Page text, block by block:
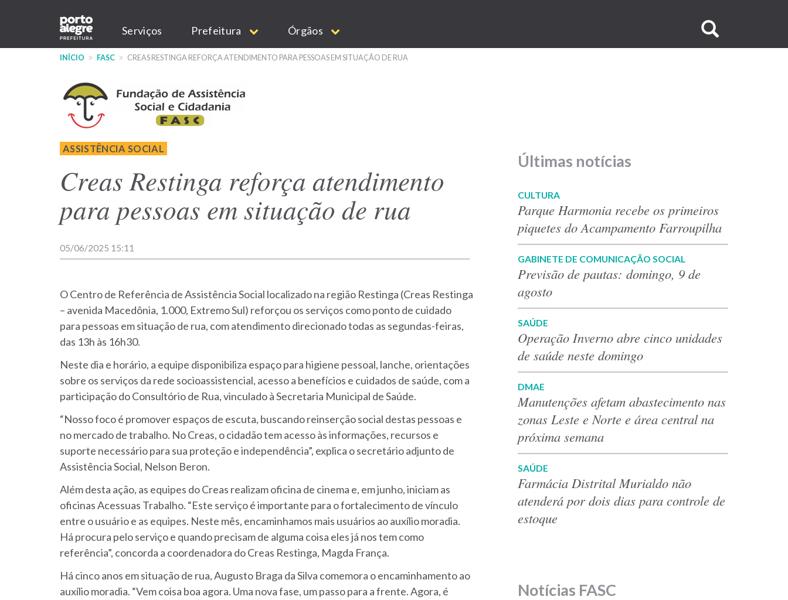
conteúdo
Main
navigation
Serviços Prefeitura Órgãos
no
INÍCIO FASC CREAS RESTINGA REFORÇA ATENDIMENTO PARA PESSOAS EM SITUAÇÃO DE RUA
ASSISTÊNCIA SOCIAL
Creas Restinga reforça atendimento
para pessoas em situação de rua
05/06/2025 15:11
O Centro de Referência de Assistência Social localizado na região Restinga (Creas Restinga
– avenida Macedônia, 1.000, Extremo Sul) reforçou os serviços como ponto de cuidado
para pessoas em situação de rua, com atendimento direcionado todas as segundas-feiras,
das 13h às 16h30.
Neste dia e horário, a equipe disponibiliza espaço para higiene pessoal, lanche, orientações
sobre os serviços da rede socioassistencial, acesso a benefícios e cuidados de saúde, com a
participação do Consultório de Rua, vinculado à Secretaria Municipal de Saúde.
“Nosso foco é promover espaços de escuta, buscando reinserção social destas pessoas e
no mercado de trabalho. No Creas, o cidadão tem acesso às informações, recursos e
suporte necessário para sua proteção e independência”, explica o secretário adjunto de
Assistência Social, Nelson Beron.
Além desta ação, as equipes do Creas realizam oficina de cinema e, em junho, iniciam as
oficinas Acessuas Trabalho. “Este serviço é importante para o fortalecimento de vínculo
entre o usuário e as equipes. Neste mês, encaminhamos mais usuários ao auxílio moradia.
Há procura pelo serviço e quando precisam de alguma coisa eles já nos tem como
referência”, concorda a coordenadora do Creas Restinga, Magda França.
Há cinco anos em situação de rua, Augusto Braga da Silva comemora o encaminhamento ao
auxílio moradia. “Vem coisa boa agora. Uma nova fase, um passo para a frente. Agora, é
Últimas notícias
CULTURA
Parque Harmonia recebe os primeiros
piquetes do Acampamento Farroupilha
GABINETE DE COMUNICAÇÃO SOCIAL
Previsão de pautas: domingo, 9 de
agosto
SAÚDE
Operação Inverno abre cinco unidades
de saúde neste domingo
DMAE
Manutenções afetam abastecimento nas
zonas Leste e Norte e área central na
próxima semana
SAÚDE
Farmácia Distrital Murialdo não
atenderá por dois dias para controle de
estoque
Notícias FASC